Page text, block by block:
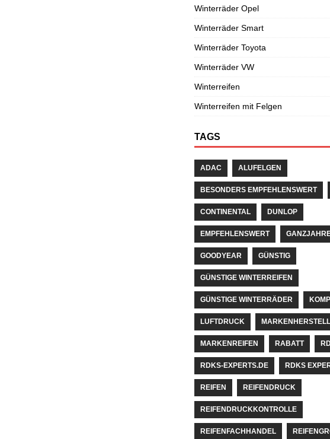
Winterräder Opel
Winterräder Smart
Winterräder Toyota
Winterräder VW
Winterreifen
Winterreifen mit Felgen
TAGS
ADAC ALUFELGEN
BESONDERS EMPFEHLENSWERT
CONTINENTAL DUNLOP
EMPFEHLENSWERT
GOODYEAR GÜNSTIG
GÜNSTIGE WINTERREIFEN
GÜNSTIGE WINTERRÄDER
LUFTDRUCK
MARKENREIFEN RABATT
RDKS-EXPERTS.DE RDKS
REIFEN REIFENDRUCK
REIFENDRUCKKONTROLLE
REIFENFACHHANDEL